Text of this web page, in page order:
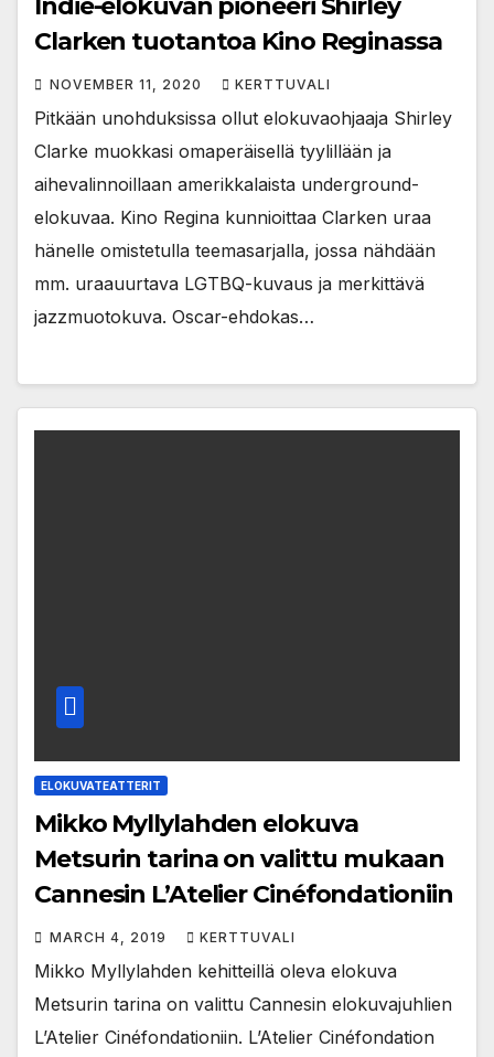
Indie-elokuvan pioneeri Shirley
Clarken tuotantoa Kino Reginassa
NOVEMBER 11, 2020 KERTTUVALI
Pitkään unohduksissa ollut elokuvaohjaaja Shirley
Clarke muokkasi omaperäisellä tyylillään ja
aihevalinnoillaan amerikkalaista underground-
elokuvaa. Kino Regina kunnioittaa Clarken uraa
hänelle omistetulla teemasarjalla, jossa nähdään
mm. uraauurtava LGTBQ-kuvaus ja merkittävä
jazzmuotokuva. Oscar-ehdokas…
ELOKUVATEATTERIT
Mikko Myllylahden elokuva
Metsurin tarina on valittu mukaan
Cannesin L’Atelier Cinéfondationiin
MARCH 4, 2019 KERTTUVALI
Mikko Myllylahden kehitteillä oleva elokuva
Metsurin tarina on valittu Cannesin elokuvajuhlien
L’Atelier Cinéfondationiin. L’Atelier Cinéfondation